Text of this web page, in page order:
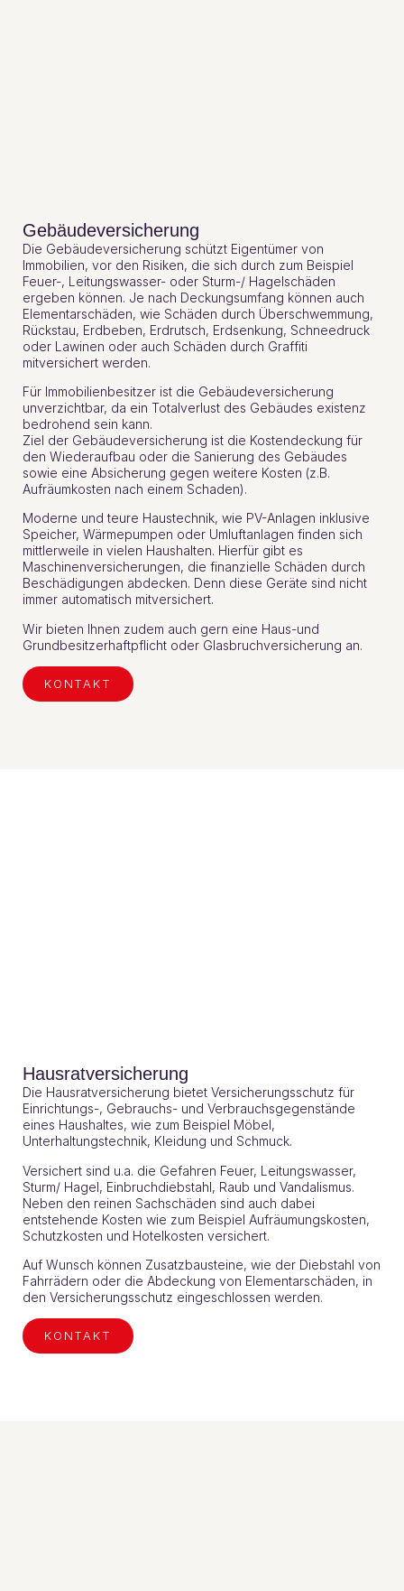
Gebäudeversicherung
Die Gebäudeversicherung schützt Eigentümer von
Immobilien, vor den Risiken, die sich durch zum Beispiel
Feuer-, Leitungswasser- oder Sturm-/ Hagelschäden
ergeben können. Je nach Deckungsumfang können auch
Elementarschäden, wie Schäden durch Überschwemmung,
Rückstau, Erdbeben, Erdrutsch, Erdsenkung, Schneedruck
oder Lawinen oder auch Schäden durch Graffiti
mitversichert werden.
Für Immobilienbesitzer ist die Gebäudeversicherung
unverzichtbar, da ein Totalverlust des Gebäudes existenz
bedrohend sein kann.
Ziel der Gebäudeversicherung ist die Kostendeckung für
den Wiederaufbau oder die Sanierung des Gebäudes
sowie eine Absicherung gegen weitere Kosten (z.B.
Aufräumkosten nach einem Schaden).
Moderne und teure Haustechnik, wie PV-Anlagen inklusive
Speicher, Wärmepumpen oder Umluftanlagen finden sich
mittlerweile in vielen Haushalten. Hierfür gibt es
Maschinenversicherungen, die finanzielle Schäden durch
Beschädigungen abdecken. Denn diese Geräte sind nicht
immer automatisch mitversichert.
Wir bieten Ihnen zudem auch gern eine Haus-und
Grundbesitzerhaftpflicht oder Glasbruchversicherung an.
KONTAKT
Hausratversicherung
Die Hausratversicherung bietet Versicherungsschutz für
Einrichtungs-, Gebrauchs- und Verbrauchsgegenstände
eines Haushaltes, wie zum Beispiel Möbel,
Unterhaltungstechnik, Kleidung und Schmuck.
Versichert sind u.a. die Gefahren Feuer, Leitungswasser,
Sturm/ Hagel, Einbruchdiebstahl, Raub und Vandalismus.
Neben den reinen Sachschäden sind auch dabei
entstehende Kosten wie zum Beispiel Aufräumungskosten,
Schutzkosten und Hotelkosten versichert.
Auf Wunsch können Zusatzbausteine, wie der Diebstahl von
Fahrrädern oder die Abdeckung von Elementarschäden, in
den Versicherungsschutz eingeschlossen werden.
KONTAKT